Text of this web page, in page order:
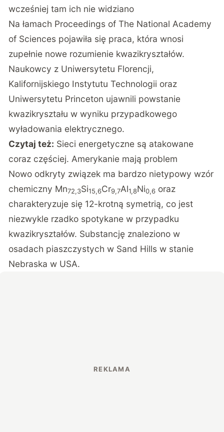
wcześniej tam ich nie widziano
Na łamach Proceedings of The National Academy
of Sciences pojawiła się praca, która wnosi
zupełnie nowe rozumienie kwazikryształów.
Naukowcy z Uniwersytetu Florencji,
Kalifornijskiego Instytutu Technologii oraz
Uniwersytetu Princeton ujawnili powstanie
kwazikryształu w wyniku przypadkowego
wyładowania elektrycznego.
Czytaj też: Sieci energetyczne są atakowane
coraz częściej. Amerykanie mają problem
Nowo odkryty związek ma bardzo nietypowy wzór
chemiczny Mn72,3Si15,6Cr9,7Al1,8Ni0,6 oraz
charakteryzuje się 12-krotną symetrią, co jest
niezwykle rzadko spotykane w przypadku
kwazikryształów. Substancję znaleziono w
osadach piaszczystych w Sand Hills w stanie
Nebraska w USA.